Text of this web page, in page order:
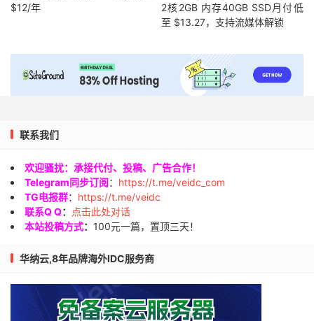
$12/年
2核2GB 内存40GB SSD月付低
至 $13.27，支持流媒体解锁
联系我们
欢迎骚扰：承接代付、投稿、广告合作！
Telegram同步订阅： https://t.me/veidc_com
TG电报群： https://t.me/veidc
联系Q Q：
点击此处对话
本站投稿方式： 100元一篇，置顶三天！
华纳云,8年品牌海外IDC服务商